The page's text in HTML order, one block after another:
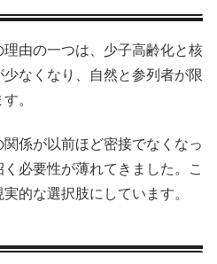
由の一つは、少子高齢化と核
なくなり、自然と参列者が限
。
係が以前ほど密接でなくなっ
必要性が薄れてきました。こ
的な選択肢にしています。